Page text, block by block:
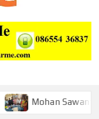
Sawant